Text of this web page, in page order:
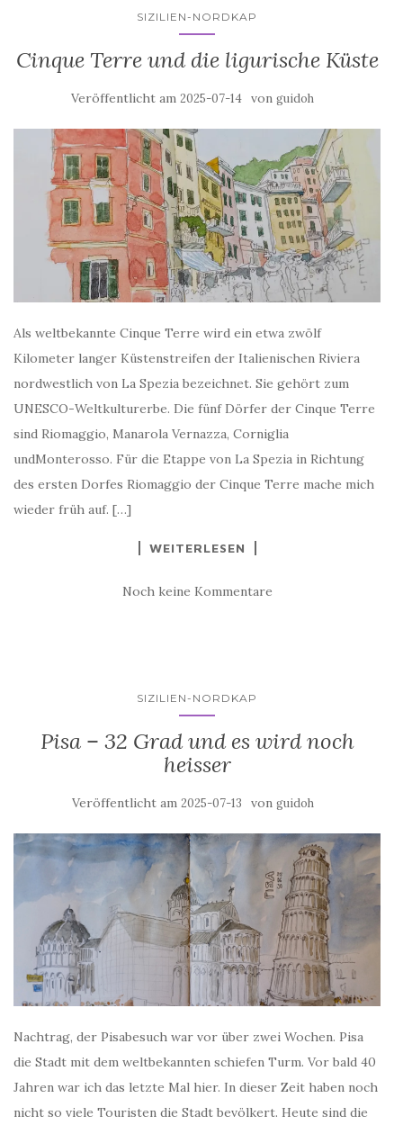
SIZILIEN-NORDKAP
Cinque Terre und die ligurische Küste
Veröffentlicht am 2025-07-14 von guidoh
Als weltbekannte Cinque Terre wird ein etwa zwölf
Kilometer langer Küstenstreifen der Italienischen Riviera
nordwestlich von La Spezia bezeichnet. Sie gehört zum
UNESCO-Weltkulturerbe. Die fünf Dörfer der Cinque Terre
sind Riomaggio, Manarola Vernazza, Corniglia
undMonterosso. Für die Etappe von La Spezia in Richtung
des ersten Dorfes Riomaggio der Cinque Terre mache mich
wieder früh auf. […]
WEITERLESEN
Noch keine Kommentare
SIZILIEN-NORDKAP
Pisa – 32 Grad und es wird noch
heisser
Veröffentlicht am 2025-07-13 von guidoh
Nachtrag, der Pisabesuch war vor über zwei Wochen. Pisa
die Stadt mit dem weltbekannten schiefen Turm. Vor bald 40
Jahren war ich das letzte Mal hier. In dieser Zeit haben noch
nicht so viele Touristen die Stadt bevölkert. Heute sind die